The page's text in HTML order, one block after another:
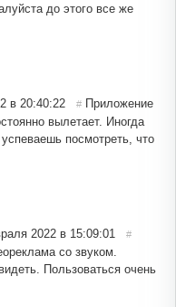
до этого все же
в 20:40:22 # Приложение
вылетает. Иногда
посмотреть, что
2022 в 15:09:01 #
со звуком.
Пользоваться очень